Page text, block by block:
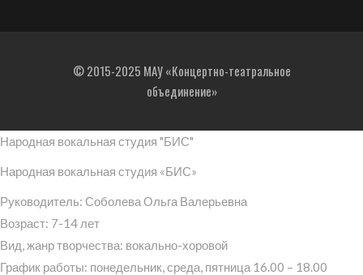
© 2015-2025 МАУ «Концертно-театральное
объединение»
Народная вокальная студия "БИС"
Народная вокальная студия «БИС»
Руководитель: Соболева Ольга Валерьевна
Возраст: 7-14 лет
Вид, жанр творчества: вокально-хоровой
График работы: понедельник, среда, пятница 16.00 – 18.00